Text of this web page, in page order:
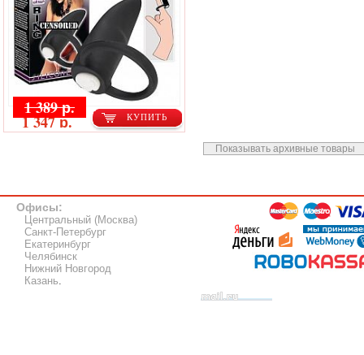
КУПИТЬ
1 389 р.
1 347 р.
Показывать архивные товары
Офисы:
Центральный (Москва)
Санкт-Петербург
Екатеринбург
Челябинск
Нижний Новгород
Казань.